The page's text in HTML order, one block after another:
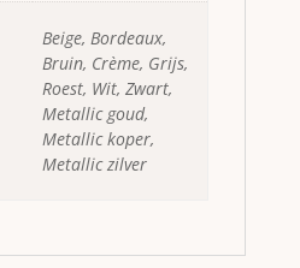
Beige, Bordeaux,
Bruin, Crème, Grijs,
Roest, Wit, Zwart,
Metallic goud,
Metallic koper,
Metallic zilver